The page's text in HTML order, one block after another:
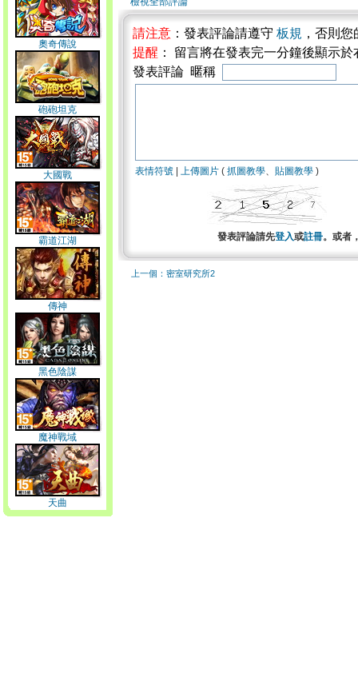
奧奇傳說
砲砲坦克
大國戰
霸道江湖
傳神
黑色陰謀
魔神戰域
天曲
請注意 ：發表評論請遵守 板規 ，否則
提醒 ： 留言將在發表完一分鐘後顯示
發表評論 暱稱
表情符號 上傳圖片 ( 抓圖教學、 貼圖教學 )
發表評論請先登入或註冊。或者
上一個：密室研究所2